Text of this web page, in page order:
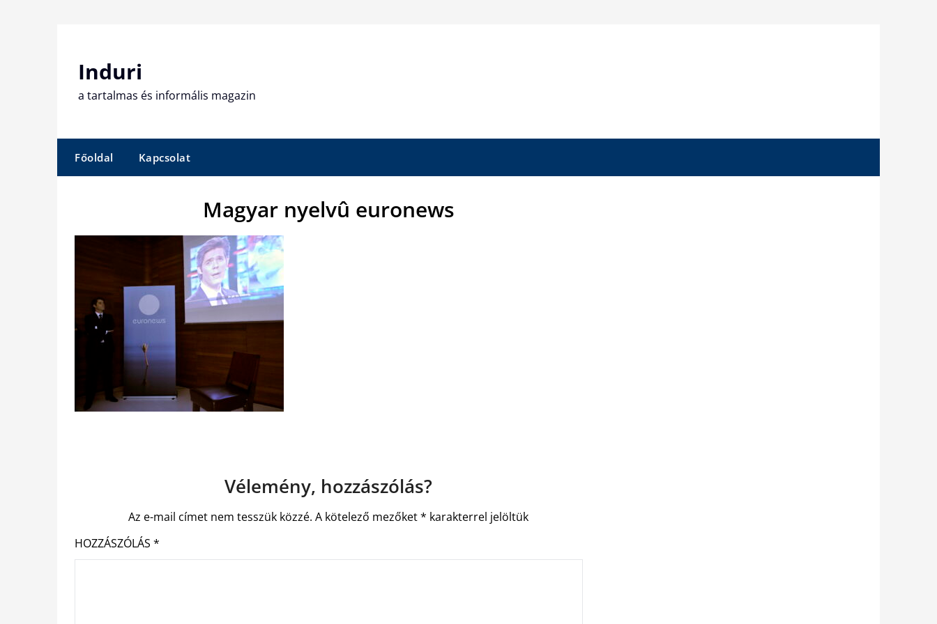
Induri
a tartalmas és informális magazin
Főoldal Kapcsolat
Magyar nyelvû euronews
Vélemény, hozzászólás?
Az e-mail címet nem tesszük közzé. A kötelező mezőket* karakterrel jelöltük
HOZZÁSZÓLÁS *